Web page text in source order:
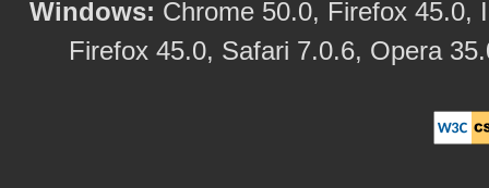
Windows: Chrome 50.0, Firefox 45.0,
Firefox 45.0, Safari 7.0.6, Opera